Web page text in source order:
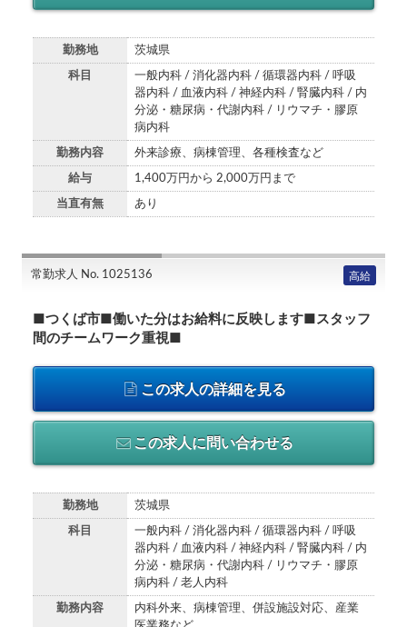
勤務地 茨城県
科目
一般内科 / 消化器内科 / 循環器内科 / 呼吸
器内科 / 血液内科 / 神経内科 / 腎臓内科 / 内
分泌・糖尿病・代謝内科 / リウマチ・膠原
病内科
勤務内容 外来診療、病棟管理、各種検査など
給与 1,400万円から 2,000万円まで
当直有無 あり
常勤求人 No. 1025136 高給
■つくば市■働いた分はお給料に反映します■スタッフ
間のチームワーク重視■
この求人の詳細を見る
この求人に問い合わせる
勤務地 茨城県
科目
一般内科 / 消化器内科 / 循環器内科 / 呼吸
器内科 / 血液内科 / 神経内科 / 腎臓内科 / 内
分泌・糖尿病・代謝内科 / リウマチ・膠原
病内科 / 老人内科
勤務内容
内科外来、病棟管理、併設施設対応、産業